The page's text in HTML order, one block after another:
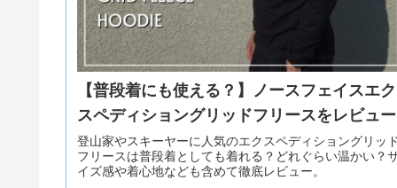
【普段着にも使える？】ノースフェイスエク
スペディショングリッドフリースをレビュー
登山家やスキーヤーに人気のエクスペディショングリッド
フリースは普段着としても着れる？どれぐらい温かい？
イズ感や着心地なども含めて徹底レビュー。